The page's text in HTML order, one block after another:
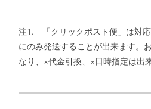
注1. 「クリックポスト便」は対
にのみ発送することが出来ます。
なり、×代金引換、×日時指定は出